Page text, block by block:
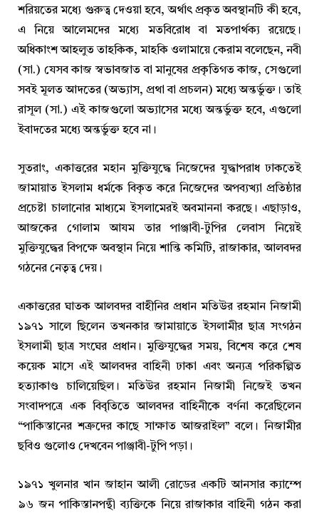
শরিয়তের মধ্যে গুরুত্ব দেওয়া হবে, অর্থাৎ প্রকৃত অবস্থানটি কী হবে,
এ নিয়ে আলেমদের মধ্যে মতবিরোধ বা মতপার্থক্য রয়েছে।
অধিকাংশ আহলুত তাহকিক, মাহকি ওলামায়ে কেরাম বলেছেন, নবী
(সা.) যেসব কাজ স্বভাবজাত বা মানুষের প্রকৃতিগত কাজ, সেগুলো
সবই মূলত আদতের (অভ্যাস, প্রথা বা প্রচলন) মধ্যে অন্তর্ভুক্ত। তাই
রাসূল (সা.) এই কাজগুলো অভ্যাসের মধ্যে অন্তর্ভুক্ত হবে, এগুলো
ইবাদতের মধ্যে অন্তর্ভুক্ত হবে না।
সুতরাং, একাত্তরের মহান মুক্তিযুদ্ধে নিজেদের যুদ্ধাপরাধ ঢাকতেই
জামায়াত ইসলাম ধর্মকে বিকৃত করে নিজেদের অপব্যখ্যা প্রতিষ্ঠার
প্রচেষ্টা চালানোর মাধ্যমে ইসলামেরই অবমাননা করছে। এছাড়াও,
আজকের গোলাম আযম তার পাঞ্জাবী-টুপির লেবাস নিয়েই
মুক্তিযুদ্ধের বিপক্ষে অবস্থান নিয়ে শান্তি কমিটি, রাজাকার, আলবদর
গঠনের নেতৃত্ব দেয়।
একাত্তরের ঘাতক আলবদর বাহীনির প্রধান মতিউর রহমান নিজামী
১৯৭১ সালে ছিলেন তখনকার জামায়াতে ইসলামীর ছাত্র সংগঠন
ইসলামী ছাত্র সংঘের প্রধান। মুক্তিযুদ্ধের সময়, বিশেষ করে শেষ
কয়েক মাসে এই আলবদর বাহিনী ঢাকা এবং অন্যত্র পরিকল্পিত
হত্যাকাণ্ড চালিয়েছিল। মতিউর রহমান নিজামী নিজেই তখন
সংবাদপত্রে এক বিবৃতিতে আলবদর বাহিনীকে বর্ণনা করেছিলেন
“পাকিস্তানের শত্রুদের কাছে সাক্ষাত আজরাইল” বলে। নিজামীর
ছবিও গুলোও দেখবেন পাঞ্জাবী-টুপি পড়া।
১৯৭১ খুলনার খান জাহান আলী রোডের একটি আনসার ক্যাম্পে
৯৬ জন পাকিস্তানপন্থী ব্যক্তিকে নিয়ে রাজাকার বাহিনী গঠন করা